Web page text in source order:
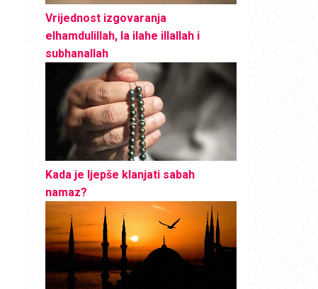
Vrijednost izgovaranja
elhamdulillah, la ilahe illallah i
subhanallah
Kada je ljepše klanjati sabah
namaz?